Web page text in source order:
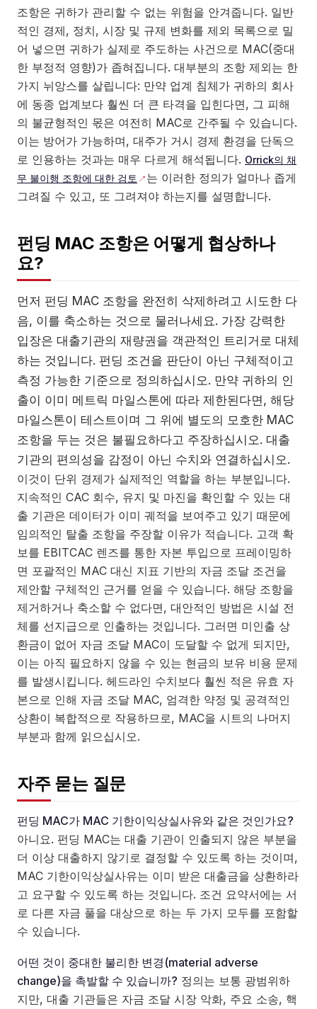
조항은 귀하가 관리할 수 없는 위험을 안겨줍니다. 일반
적인 경제, 정치, 시장 및 규제 변화를 제외 목록으로 밀
어 넣으면 귀하가 실제로 주도하는 사건으로 MAC(중대
한 부정적 영향)가 좁혀집니다. 대부분의 조항 제외는 한
가지 뉘앙스를 살립니다: 만약 업계 침체가 귀하의 회사
에 동종 업계보다 훨씬 더 큰 타격을 입힌다면, 그 피해
의 불균형적인 몫은 여전히 MAC로 간주될 수 있습니다.
이는 방어가 가능하며, 대주가 거시 경제 환경을 단독으
로 인용하는 것과는 매우 다르게 해석됩니다. Orrick의 채
무 불이행 조항에 대한 검토
는 이러한 정의가 얼마나 좁게
그려질 수 있고, 또 그려져야 하는지를 설명합니다.
펀딩 MAC 조항은 어떻게 협상하나
요?
먼저 펀딩 MAC 조항을 완전히 삭제하려고 시도한 다
음, 이를 축소하는 것으로 물러나세요. 가장 강력한
입장은 대출기관의 재량권을 객관적인 트리거로 대체
하는 것입니다. 펀딩 조건을 판단이 아닌 구체적이고
측정 가능한 기준으로 정의하십시오. 만약 귀하의 인
출이 이미 메트릭 마일스톤에 따라 제한된다면, 해당
마일스톤이 테스트이며 그 위에 별도의 모호한 MAC
조항을 두는 것은 불필요하다고 주장하십시오. 대출
기관의 편의성을 감정이 아닌 수치와 연결하십시오.
이것이 단위 경제가 실제적인 역할을 하는 부분입니다.
지속적인 CAC 회수, 유지 및 마진을 확인할 수 있는 대
출 기관은 데이터가 이미 궤적을 보여주고 있기 때문에
임의적인 탈출 조항을 주장할 이유가 적습니다. 고객 확
보를 EBITCAC 렌즈를 통한 자본 투입으로 프레이밍하
면 포괄적인 MAC 대신 지표 기반의 자금 조달 조건을
제안할 구체적인 근거를 얻을 수 있습니다. 해당 조항을
제거하거나 축소할 수 없다면, 대안적인 방법은 시설 전
체를 선지급으로 인출하는 것입니다. 그러면 미인출 상
환금이 없어 자금 조달 MAC이 도달할 수 없게 되지만,
이는 아직 필요하지 않을 수 있는 현금의 보유 비용 문제
를 발생시킵니다. 헤드라인 수치보다 훨씬 적은 유효 자
본으로 인해 자금 조달 MAC, 엄격한 약정 및 공격적인
상환이 복합적으로 작용하므로, MAC을 시트의 나머지
부분과 함께 읽으십시오.
자주 묻는 질문
펀딩 MAC가 MAC 기한이익상실사유와 같은 것인가요?
아니요. 펀딩 MAC는 대출 기관이 인출되지 않은 부분을
더 이상 대출하지 않기로 결정할 수 있도록 하는 것이며,
MAC 기한이익상실사유는 이미 받은 대출금을 상환하라
고 요구할 수 있도록 하는 것입니다. 조건 요약서에는 서
로 다른 자금 풀을 대상으로 하는 두 가지 모두를 포함할
수 있습니다.
어떤 것이 중대한 불리한 변경(material adverse
change)을 촉발할 수 있습니까? 정의는 보통 광범위하
지만, 대출 기관들은 자금 조달 시장 악화, 주요 소송, 핵